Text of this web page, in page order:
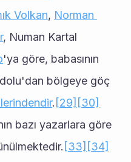
Volkan, Norman
, Numan Kartal
'ya göre, babasının
bölgeye göç
. [29] [30]
bazı yazarlara göre
[33] [34]